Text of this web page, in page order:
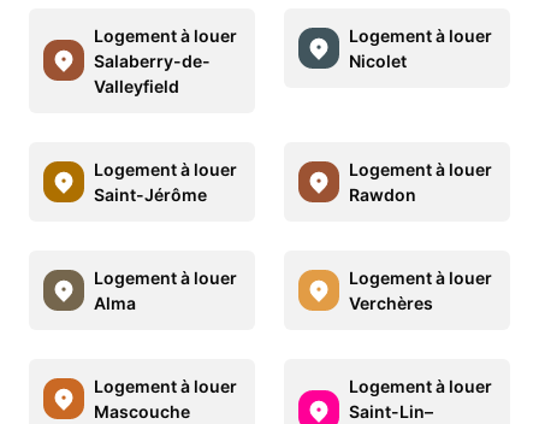
Logement à louer
Salaberry-de-
Valleyfield
Logement à louer
Nicolet
Logement à louer
Saint-Jérôme
Logement à louer
Rawdon
Logement à louer
Alma
Logement à louer
Verchères
Logement à louer
Mascouche
Logement à louer
Saint-Lin–